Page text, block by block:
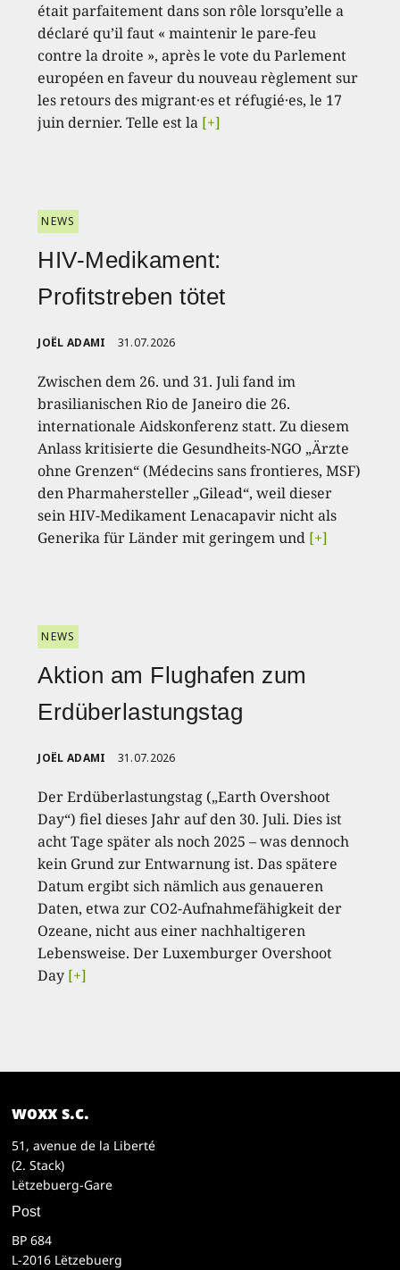
était parfaitement dans son rôle lorsqu’elle a
déclaré qu’il faut « maintenir le pare-feu
contre la droite », après le vote du Parlement
européen en faveur du nouveau règlement sur
les retours des migrant·es et réfugié·es, le 17
juin dernier. Telle est la [+]
NEWS
HIV-Medikament:
Profitstreben tötet
JOËL ADAMI 31.07.2026
Zwischen dem 26. und 31. Juli fand im
brasilianischen Rio de Janeiro die 26.
internationale Aidskonferenz statt. Zu diesem
Anlass kritisierte die Gesundheits-NGO „Ärzte
ohne Grenzen“ (Médecins sans frontieres, MSF)
den Pharmahersteller „Gilead“, weil dieser
sein HIV-Medikament Lenacapavir nicht als
Generika für Länder mit geringem und [+]
NEWS
Aktion am Flughafen zum
Erdüberlastungstag
JOËL ADAMI 31.07.2026
Der Erdüberlastungstag („Earth Overshoot
Day“) fiel dieses Jahr auf den 30. Juli. Dies ist
acht Tage später als noch 2025 – was dennoch
kein Grund zur Entwarnung ist. Das spätere
Datum ergibt sich nämlich aus genaueren
Daten, etwa zur CO2-Aufnahmefähigkeit der
Ozeane, nicht aus einer nachhaltigeren
Lebensweise. Der Luxemburger Overshoot
Day [+]
woxx s.c.
51, avenue de la Liberté
(2. Stack)
Lëtzebuerg-Gare
Post
BP 684
L-2016 Lëtzebuerg